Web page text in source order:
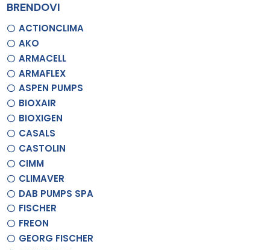
BRENDOVI
ACTIONCLIMA
AKO
ARMACELL
ARMAFLEX
ASPEN PUMPS
BIOXAIR
BIOXIGEN
CASALS
CASTOLIN
CIMM
CLIMAVER
DAB PUMPS SPA
FISCHER
FREON
GEORG FISCHER